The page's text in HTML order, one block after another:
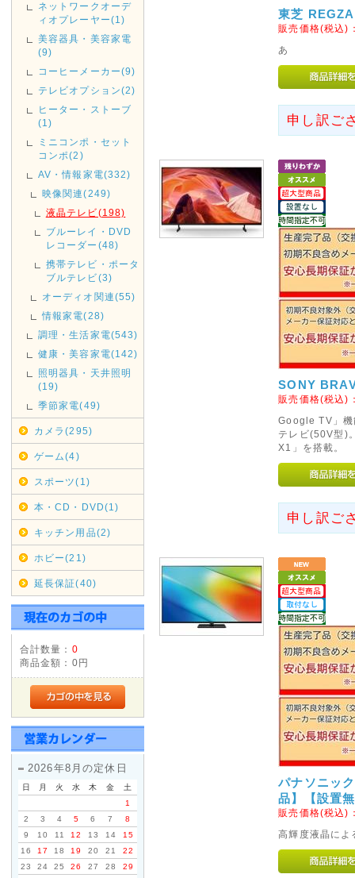
ネットワークオーデ
ィオプレーヤー(1)
美容器具・美容家電
(9)
コーヒーメーカー(9)
テレビオプション(2)
ヒーター・ストーブ
(1)
ミニコンポ・セット
コンポ(2)
AV・情報家電(332)
映像関連(249)
液晶テレビ(198)
ブルーレイ・DVD
レコーダー(48)
携帯テレビ・ポータ
ブルテレビ(3)
オーディオ関連(55)
情報家電(28)
調理・生活家電(543)
健康・美容家電(142)
照明器具・天井照明
(19)
季節家電(49)
カメラ(295)
ゲーム(4)
スポーツ(1)
本・CD・DVD(1)
キッチン用品(2)
ホビー(21)
延長保証(40)
合計数量： 0
商品金額： 0円
2026年8月の定休日
日 月 火 水 木 金
土
1
2
3 4 5 6 7
8
9
10 11 12 13 14
15
16
17 18 19 20 21
22
23
24 25 26 27 28 29
GW中は休業日が増えておりま
休業日は完全休業となります
お急ぎの方は、早めのご入金
店休日
11/17(土)は店休日とさせていた
発送も行っておりませんのであ
2018年09月29日
台風の影響により集荷、配
ご利用のお客様にはご迷惑
文を頂きます様お願い申し
《hotmail au(ezweb.jp) gmail
えてご注文いただきますよう
お客様よりメールが届いてな
ておりますが、メールアドレ
と返信は届きませんのでご注意
ざいますが、メールアドレスの
それでも届かない場合は、電話
2016年06月16日
◇信越・北陸・四国への送
ヤマト運輸の運賃改定にとも
(新潟県、長野県)・北陸(富山
県、愛媛県、高知県)への基本
ぜひ、ご利用くださいませ。
◇消費税率変更につきまし
2014年4月1日以降ご注文いた
消費税率5%の税込価格でご購
東芝
販売価格(税込)
あ
申し訳ご
SONY
販売価格(税込)
Google TV」機
テレビ(50V型)
X1」を搭載。
申し訳ご
パナソニッ
品】【設置
販売価格(税込)
高輝度液晶によ